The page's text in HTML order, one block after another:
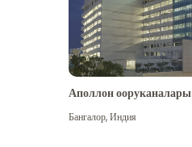
Аполлон ооруканалары
Бангалор,Индия